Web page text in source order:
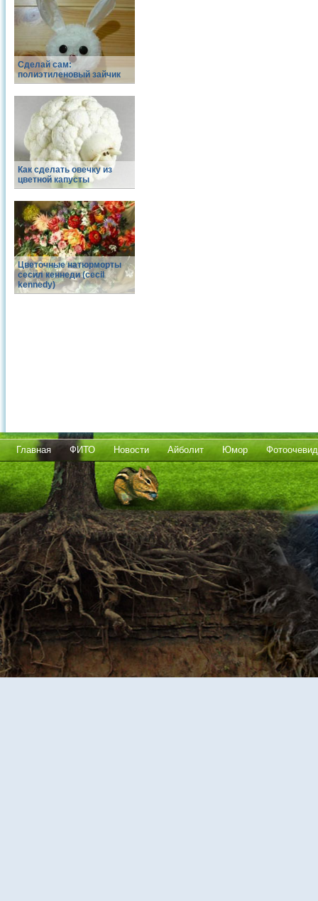
Сделай сам:
полиэтиленовый зайчик
Как сделать овечку из
цветной капусты
Цветочные натюрморты
сесил кеннеди (cecil
kennedy)
Главная ФИТО Новости Айболит Юмор